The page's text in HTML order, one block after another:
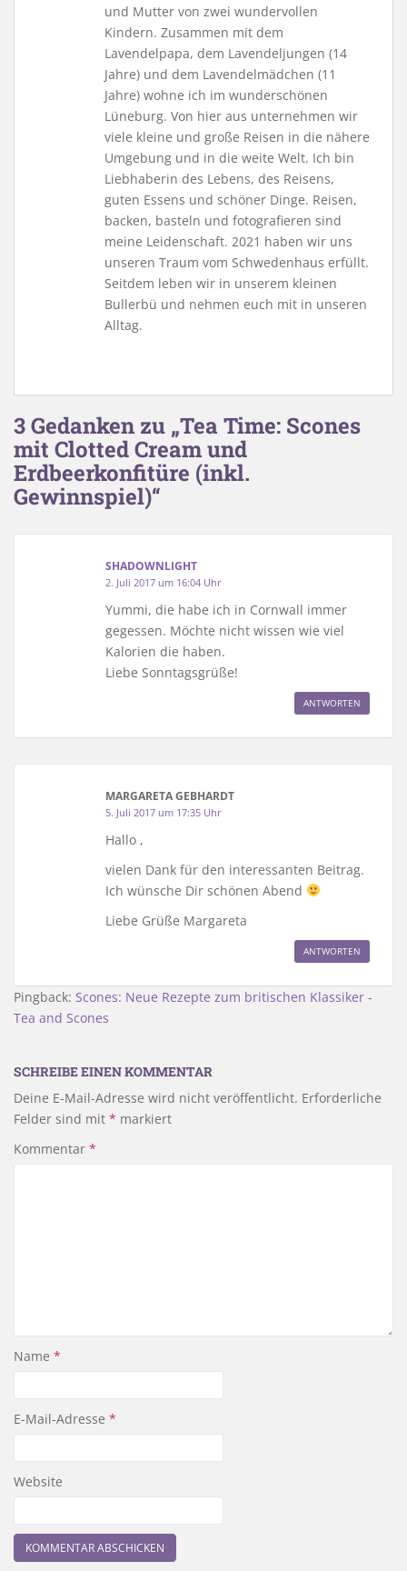
und Mutter von zwei wundervollen
Kindern. Zusammen mit dem
Lavendelpapa, dem Lavendeljungen (14
Jahre) und dem Lavendelmädchen (11
Jahre) wohne ich im wunderschönen
Lüneburg. Von hier aus unternehmen wir
viele kleine und große Reisen in die nähere
Umgebung und in die weite Welt. Ich bin
Liebhaberin des Lebens, des Reisens,
guten Essens und schöner Dinge. Reisen,
backen, basteln und fotografieren sind
meine Leidenschaft. 2021 haben wir uns
unseren Traum vom Schwedenhaus erfüllt.
Seitdem leben wir in unserem kleinen
Bullerbü und nehmen euch mit in unseren
Alltag.
3 Gedanken zu „Tea Time: Scones
mit Clotted Cream und
Erdbeerkonfitüre (inkl.
Gewinnspiel)“
SHADOWNLIGHT
2. Juli 2017 um 16:04 Uhr
Yummi, die habe ich in Cornwall immer
gegessen. Möchte nicht wissen wie viel
Kalorien die haben.
Liebe Sonntagsgrüße!
ANTWORTEN
MARGARETA GEBHARDT
5. Juli 2017 um 17:35 Uhr
Hallo ,
vielen Dank für den interessanten Beitrag.
Ich wünsche Dir schönen Abend
Liebe Grüße Margareta
ANTWORTEN
Pingback: Scones: Neue Rezepte zum britischen Klassiker -
Tea and Scones
SCHREIBE EINEN KOMMENTAR
Deine E-Mail-Adresse wird nicht veröffentlicht. Erforderliche
Felder sind mit * markiert
Kommentar *
Name *
E-Mail-Adresse *
Website